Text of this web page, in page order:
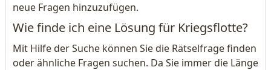
neue Fragen hinzuzufügen.
Wie finde ich eine Lösung für Kriegsflotte?
Mit Hilfe der Suche können Sie die Rätselfrage finden
oder ähnliche Fragen suchen. Da Sie immer die Länge